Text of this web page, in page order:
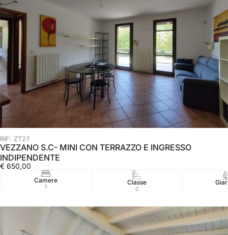
RIF: ZT27
VEZZANO S.C- MINI CON TERRAZZO E INGRESSO
INDIPENDENTE
€ 650,00
Camere
1
Classe
C